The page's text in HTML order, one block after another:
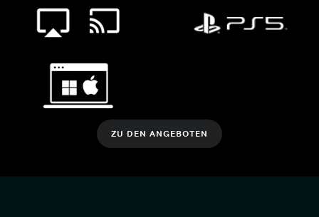
ZU DEN ANGEBOTEN